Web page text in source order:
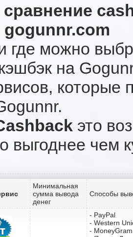
сравнение
gogunnr.com
где можно
на
которые
это
выгоднее чем
Минимальная
сумма вывода
денег
Способы
- PayPal
- Western
- MoneyGram